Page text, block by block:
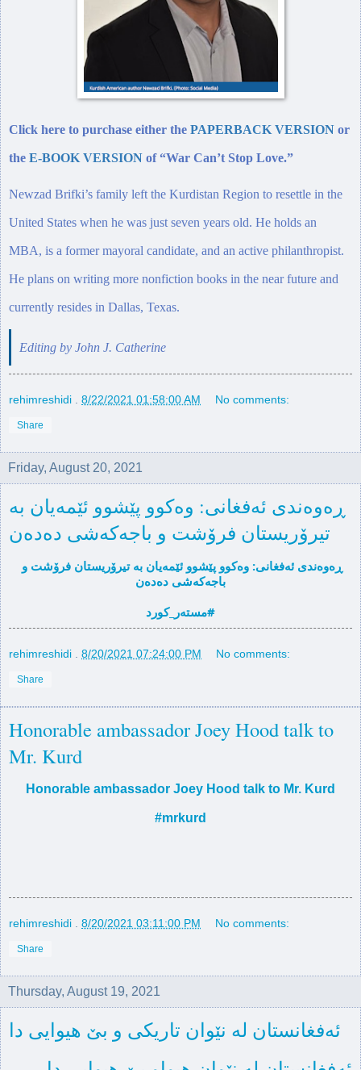
Click here to purchase either the PAPERBACK VERSION or
the E-BOOK VERSION of“War Can’t Stop Love.”
Newzad Brifki’s family left the Kurdistan Region to resettle in the
United States when he was just seven years old. He holds an
MBA, is a former mayoral candidate, and an active philanthropist.
He plans on writing more nonfiction books in the near future and
currently resides in Dallas, Texas.
Editing by John J. Catherine
rehimreshidi 8/22/2021 01:58:00 AM No comments:
Share
Friday, August 20, 2021
ڕه‌وه‌ندی ئه‌فغانی: وه‌كوو پێشوو ئێمه‌یان به‌
تیرۆریستان فرۆشت و باجه‌كه‌شی ده‌ده‌ن
باجه‌كه‌شی ده‌ده‌ن
#مستەر_كورد
rehimreshidi 8/20/2021 07:24:00 PM No comments:
Share
Honorable ambassador Joey Hood talk to
Mr. Kurd
Honorable ambassador Joey Hood talk to Mr. Kurd
#mrkurd
rehimreshidi 8/20/2021 03:11:00 PM No comments:
Share
Thursday, August 19, 2021
ئه‌فغانستان له‌ نێوان تاریكی و بێ هیوایی دا